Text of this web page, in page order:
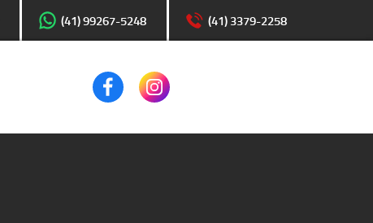
(41) 99267-5248 (41) 3379-2258